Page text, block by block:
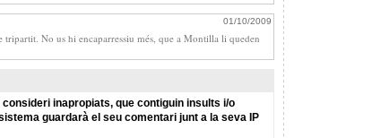
01/10/2009
No us hi encaparressiu més, que a Montilla li queden
inapropiats, que contiguin insults i/o
guardarà el seu comentari junt a la seva IP